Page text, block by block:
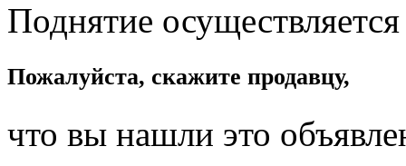
Поднятие
Пожалуйста, скажите продавцу,
что вы нашли это